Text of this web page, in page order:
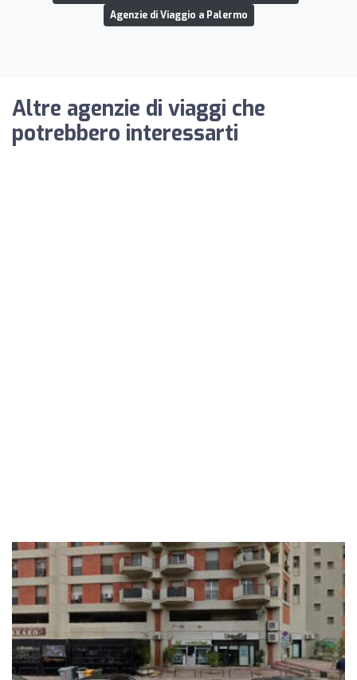
Agenzie di Viaggio a Palermo
Altre agenzie di viaggi che
potrebbero interessarti